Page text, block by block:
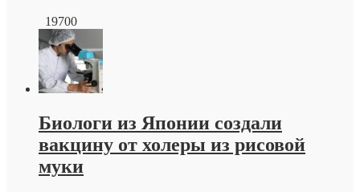
19700
Биологи из Японии создали
вакцину от холеры из рисовой
муки